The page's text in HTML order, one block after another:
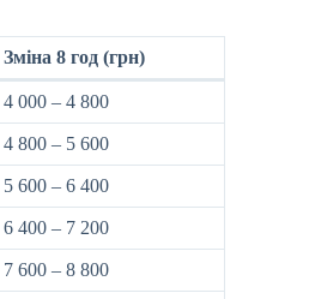
Зміна 8 год (грн)
4 000 – 4 800
4 800 – 5 600
5 600 – 6 400
6 400 – 7 200
7 600 – 8 800